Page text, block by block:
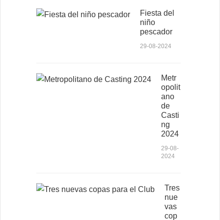
Fiesta del
niño
pescador
29-08-2024
Metr
opolit
ano
de
Casti
ng
2024
29-08-
2024
Tres
nue
vas
cop